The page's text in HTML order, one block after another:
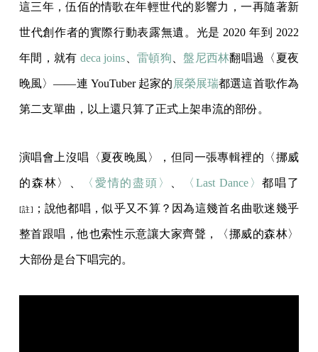
這三年，伍佰的情歌在年輕世代的影響力，一再隨著新
世代創作者的實際行動表露無遺。光是 2020 年到 2022
年間，就有 deca joins 雷頓狗 、盤尼西林翻唱過〈夏夜
晚風〉——連 YouTuber 起家的 展榮展瑞都選這首歌作為
第二支單曲，以上還只算了正式上架串流的部份。
演唱會上沒唱〈夏夜晚風〉，但同一張專輯裡的〈挪威
的森林〉、 〈愛情的盡頭〉 〈Last Dance〉都唱了
[註] ；說他都唱，似乎又不算？因為這幾首名曲歌迷幾乎
整首跟唱，他也索性示意讓大家齊聲，〈挪威的森林〉
大部份是台下唱完的。